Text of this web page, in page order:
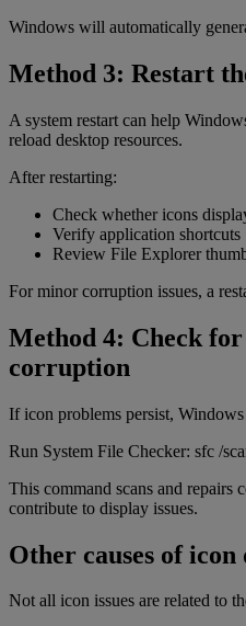
Windows will automatically
Method 3: Restart
A system restart can help
reload desktop resources.
After restarting:
Check whether icons
Verify application shortcuts
Review File Explorer
For minor corruption issues, a
Method 4: Check
corruption
If icon problems persist,
Run System File Checker: sfc /
This command scans and repairs
contribute to display issues.
Other causes of
Not all icon issues are related to